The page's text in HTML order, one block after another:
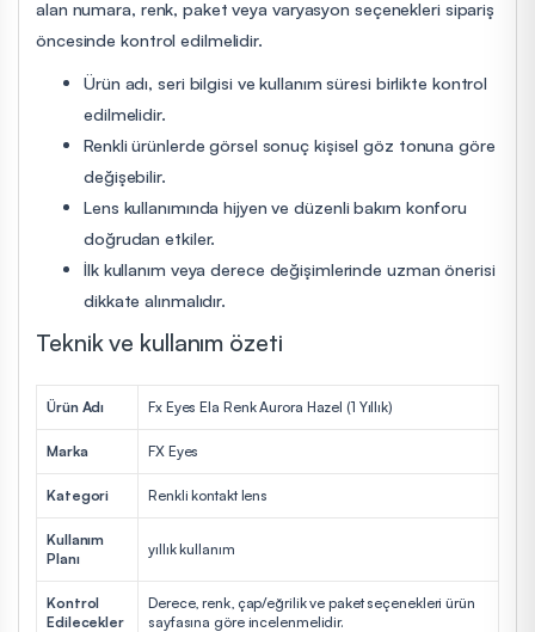
alan numara, renk, paket veya varyasyon seçenekleri sipariş
öncesinde kontrol edilmelidir.
Ürün adı, seri bilgisi ve kullanım süresi birlikte kontrol
edilmelidir.
Renkli ürünlerde görsel sonuç kişisel göz tonuna göre
değişebilir.
Lens kullanımında hijyen ve düzenli bakım konforu
doğrudan etkiler.
İlk kullanım veya derece değişimlerinde uzman önerisi
dikkate alınmalıdır.
Teknik ve kullanım özeti
Ürün Adı Fx Eyes Ela Renk Aurora Hazel (1 Yıllık)
Marka FX Eyes
Kategori Renkli kontakt lens
Kullanım
Planı
yıllık kullanım
Kontrol
Edilecekler
Derece, renk, çap/eğrilik ve paket seçenekleri ürün
sayfasına göre incelenmelidir.